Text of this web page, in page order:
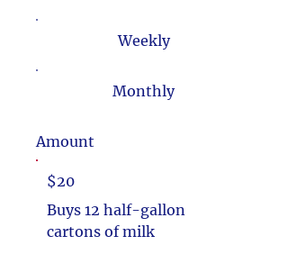
Weekly
Monthly
Amount
Buys 12 half-gallon
cartons of milk
$20